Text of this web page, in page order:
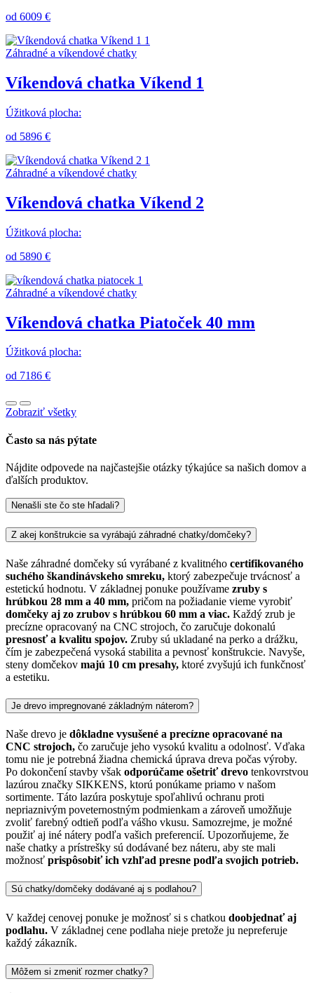
od 6009 €
Záhradné a víkendové chatky
Víkendová chatka Víkend 1
Úžitková plocha:
od 5896 €
Záhradné a víkendové chatky
Víkendová chatka Víkend 2
Úžitková plocha:
od 5890 €
Záhradné a víkendové chatky
Víkendová chatka Piatoček 40 mm
Úžitková plocha:
od 7186 €
Zobraziť všetky
Často sa nás pýtate
Nájdite odpovede na najčastejšie otázky týkajúce sa našich domov a
ďalších produktov.
Nenašli ste čo ste hľadali?
Z akej konštrukcie sa vyrábajú záhradné chatky/domčeky?
Naše záhradné domčeky sú vyrábané z kvalitného certifikovaného
suchého škandinávskeho smreku, ktorý zabezpečuje trvácnosť a
estetickú hodnotu. V základnej ponuke používame zruby s
hrúbkou 28 mm a 40 mm, pričom na požiadanie vieme vyrobiť
domčeky aj zo zrubov s hrúbkou 60 mm a viac. Každý zrub je
precízne opracovaný na CNC strojoch, čo zaručuje dokonalú
presnosť a kvalitu spojov. Zruby sú ukladané na perko a drážku,
čím je zabezpečená vysoká stabilita a pevnosť konštrukcie. Navyše,
steny domčekov majú 10 cm presahy, ktoré zvyšujú ich funkčnosť
a estetiku.
Je drevo impregnované základným náterom?
Naše drevo je dôkladne vysušené a precízne opracované na
CNC strojoch, čo zaručuje jeho vysokú kvalitu a odolnosť. Vďaka
tomu nie je potrebná žiadna chemická úprava dreva počas výroby.
Po dokončení stavby však odporúčame ošetriť drevo tenkovrstvou
lazúrou značky SIKKENS, ktorú ponúkame priamo v našom
sortimente. Táto lazúra poskytuje spoľahlivú ochranu proti
nepriaznivým poveternostným podmienkam a zároveň umožňuje
zvoliť farebný odtieň podľa vášho vkusu. Samozrejme, je možné
použiť aj iné nátery podľa vašich preferencií. Upozorňujeme, že
naše chatky a prístrešky sú dodávané bez náteru, aby ste mali
možnosť prispôsobiť ich vzhľad presne podľa svojich potrieb.
Sú chatky/domčeky dodávané aj s podlahou?
V každej cenovej ponuke je možnosť si s chatkou doobjednať aj
podlahu. V základnej cene podlaha nieje pretože ju nepreferuje
každý zákazník.
Môžem si zmeniť rozmer chatky?